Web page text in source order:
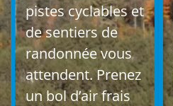
pistes cyclables et
de sentiers de
randonnée vous
attendent. Prenez
un bol d’air frais